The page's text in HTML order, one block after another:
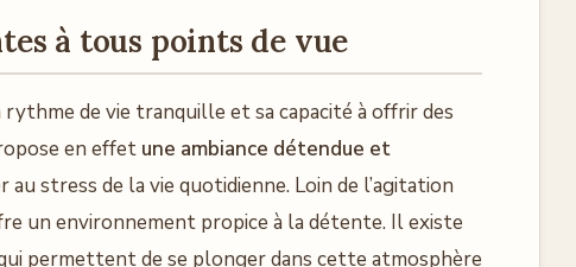
à tous points de vue
de vie tranquille et sa capacité à offrir des
en effet une ambiance détendue et
au stress de la vie quotidienne. Loin de l’agitation
un environnement propice à la détente. Il existe
permettent de se plonger dans cette atmosphère